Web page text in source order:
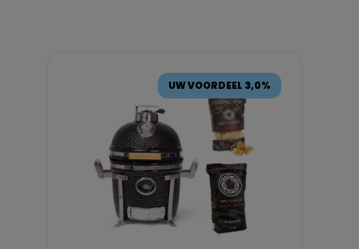
UW VOORDEEL 3,0%